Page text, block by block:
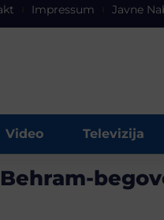
Impressum Javne
Video Televizija